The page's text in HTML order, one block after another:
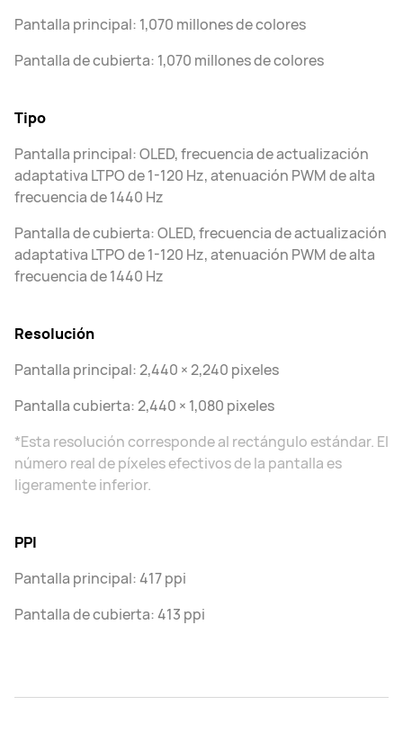
Pantalla principal: 1,070 millones de colores
Pantalla de cubierta: 1,070 millones de colores
Tipo
Pantalla principal: OLED, frecuencia de actualización
adaptativa LTPO de 1-120 Hz, atenuación PWM de alta
frecuencia de 1440 Hz
Pantalla de cubierta: OLED, frecuencia de actualización
adaptativa LTPO de 1-120 Hz, atenuación PWM de alta
frecuencia de 1440 Hz
Resolución
Pantalla principal: 2,440 × 2,240 pixeles
Pantalla cubierta: 2,440 × 1,080 pixeles
*Esta resolución corresponde al rectángulo estándar. El
número real de píxeles efectivos de la pantalla es
ligeramente inferior.
PPI
Pantalla principal: 417 ppi
Pantalla de cubierta: 413 ppi